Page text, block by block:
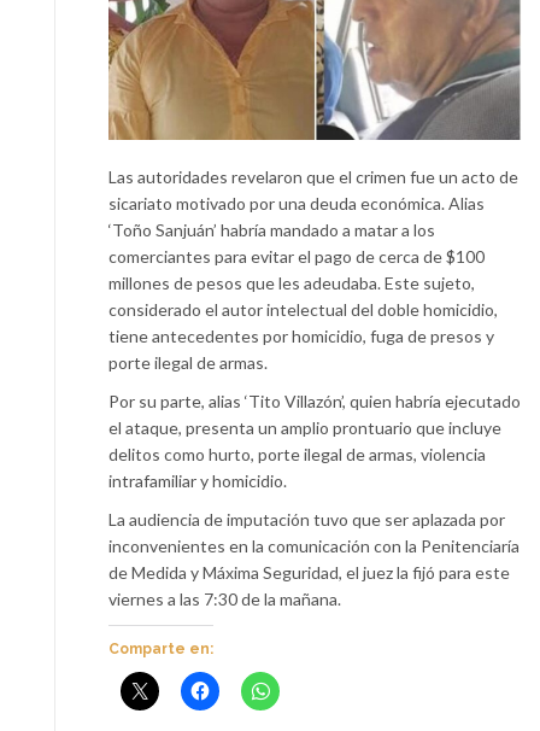
Las autoridades revelaron que el crimen fue un acto de
sicariato motivado por una deuda económica. Alias
‘Toño Sanjuán’ habría mandado a matar a los
comerciantes para evitar el pago de cerca de $100
millones de pesos que les adeudaba. Este sujeto,
considerado el autor intelectual del doble homicidio,
tiene antecedentes por homicidio, fuga de presos y
porte ilegal de armas.
Por su parte, alias ‘Tito Villazón’, quien habría ejecutado
el ataque, presenta un amplio prontuario que incluye
delitos como hurto, porte ilegal de armas, violencia
intrafamiliar y homicidio.
La audiencia de imputación tuvo que ser aplazada por
inconvenientes en la comunicación con la Penitenciaría
de Medida y Máxima Seguridad, el juez la fijó para este
viernes a las 7:30 de la mañana.
Comparte en: